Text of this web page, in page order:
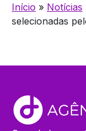
Início » Notícias
selecionadas